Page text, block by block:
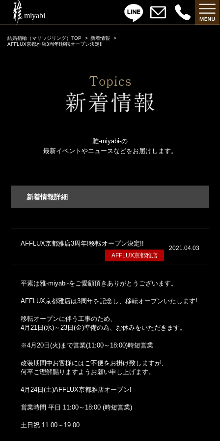
結婚指輪（マリッジリング）TOP
新着情報
AFFLUX京都雅店3周年!移転オープン決定!!
雅-miyabi-の
最新イベントやニュースなどをお届けします。
新着情報詳細
AFFLUX京都雅店3周年!移転オープン決定!!
2021.04.03
AFFLUX京都雅店
平素は雅-miyabi-をご愛顧頂きありがとうございます。
AFFLUX京都雅店は3周年を記念し、移転オープンいたします!
移転オープンに伴う工事のため、
4月21日(水)～23日(金)準備の為、お休みをいただきます。
※4月20日(火)まで営業(11:00～18:00)時短営業
改装期間中お客様にはご不便をお掛け致しますが、
何卒ご理解賜りますようお願い申し上げます。
4月24日(土)AFFLUX京都雅店オープン!
営業時間 平日 11:00～18:00 (時短営業)
土日祝 11:00～19:00